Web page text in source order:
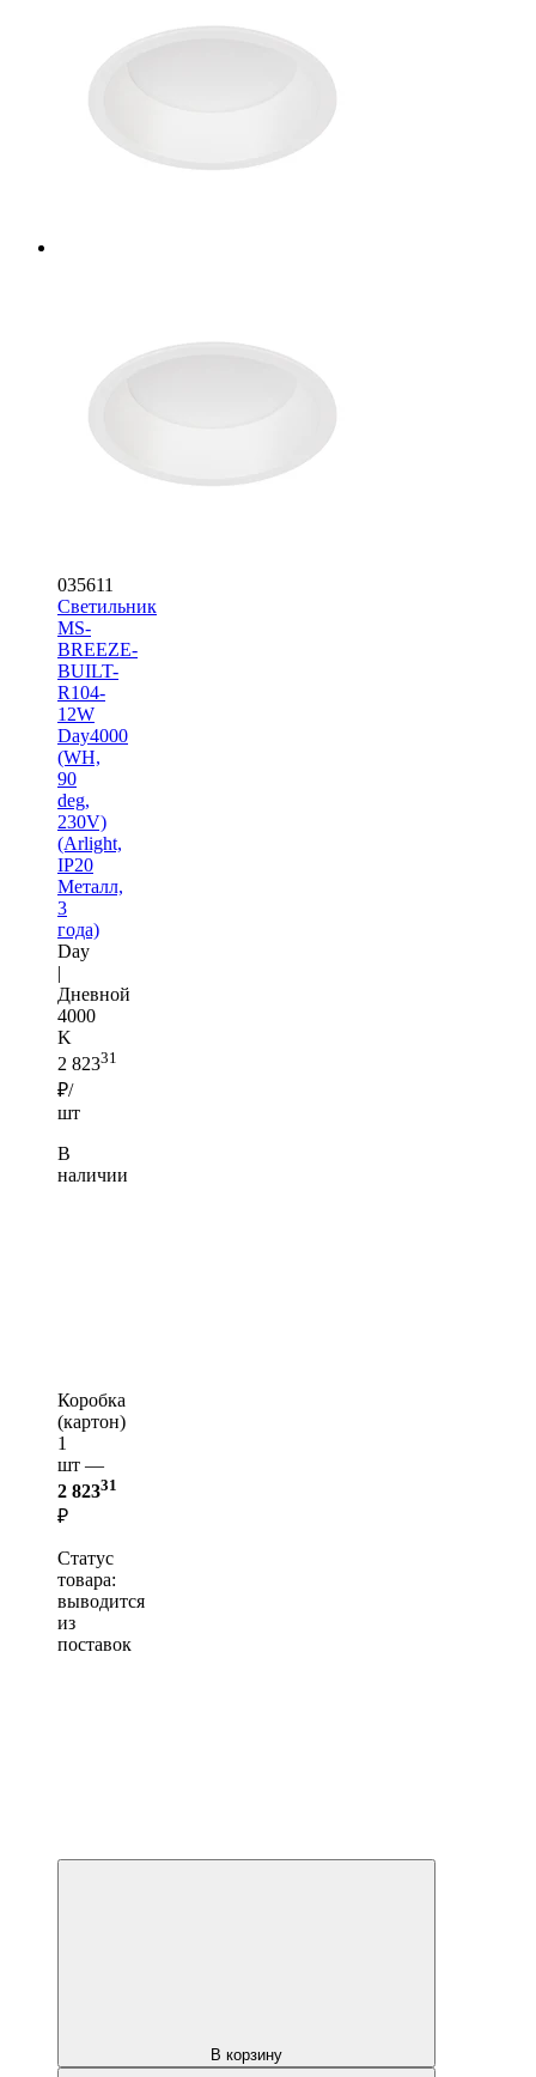
035611
Светильник
MS-
BREEZE-
BUILT-
R104-
12W
Day4000
(WH,
90
deg,
230V)
(Arlight,
IP20
Металл,
3
года)
Day
|
Дневной
4000
K
2 82331
₽/
шт
В
наличии
Коробка
(картон)
1
шт —
2 82331
₽
Статус
товара:
выводится
из
поставок
В корзину